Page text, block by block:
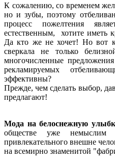
К сожалению, со временем
но и зубы, поэтому
процесс пожелтения
естественным, хотите иметь
Да кто же не хочет! Но вот
сверкала не только
многочисленные
рекламируемых
эффективны?
Прежде, чем сделать выбор,
предлагают!
Мода на белоснежную
обществе уже немыслим
привлекательного внешне
на всемирно знаменитой